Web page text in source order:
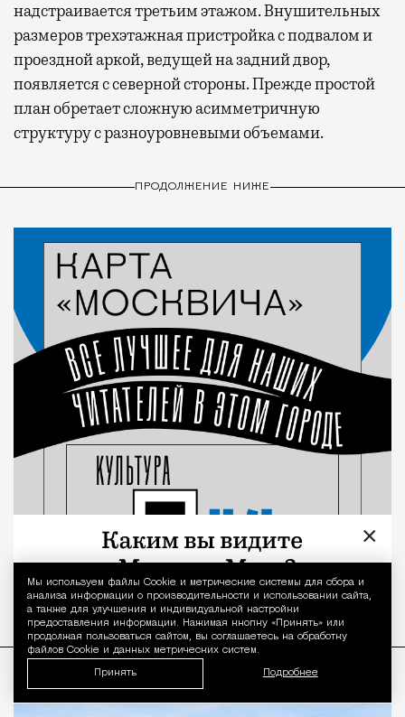
Уведомление
Мы используем файлы Сookie и метрические системы для сбора и
анализа информации о производительности и использовании сайта,
а также для улучшения и индивидуальной настройки
предоставления информации. Нажимая кнопку «Принять» или
продолжая пользоваться сайтом, вы соглашаетесь на обработку
файлов Cookie и данных метрических систем.
Принять Подробнее
надстраивается третьим этажом. Внушительных
размеров трехэтажная пристройка с подвалом и
проездной аркой, ведущей на задний двор,
появляется с северной стороны. Прежде простой
план обретает сложную асимметричную
структуру с разноуровневыми объемами.
ПРОДОЛЖЕНИЕ НИЖЕ
×